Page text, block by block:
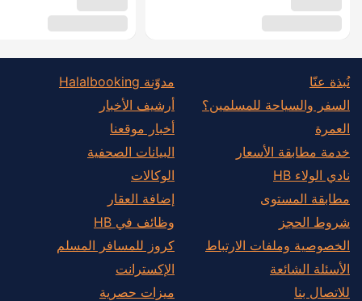
نُبذة عنّا
السفر والسياحة للمسلمين؟
العمرة
خدمة مطابقة الأسعار
نادي الولاء HB
مطابقة المستوى
شروط الحجز
الخصوصية وملفات الارتباط
الأسئلة الشائعة
للاتصال بنا
مدوّنة Halalbooking
أرشيف الأخبار
أخبار موقعنا
البيانات الصحفية
الوكالات
إضافة العقار
وظائف في HB
كروز للمسافر المسلم
الإكسترانت
ميزات حصرية